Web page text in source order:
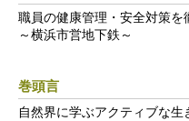
職員の健康管理・安全対策
～横浜市営地下鉄～
巻頭言
自然界に学ぶアクティブな生